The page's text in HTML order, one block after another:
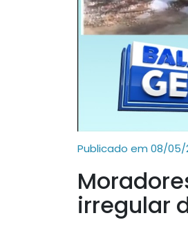
Publicado em 08/05/
irregular